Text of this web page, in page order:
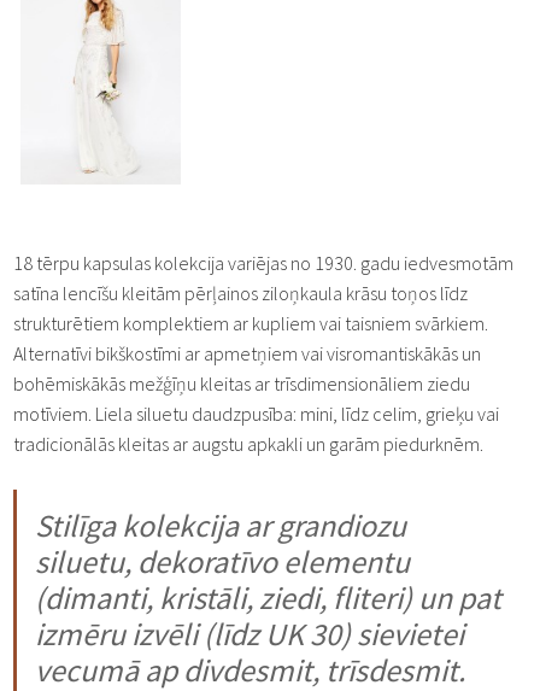
18 tērpu kapsulas kolekcija variējas no 1930. gadu iedvesmotām
satīna lencīšu kleitām pērļainos ziloņkaula krāsu toņos līdz
strukturētiem komplektiem ar kupliem vai taisniem svārkiem.
Alternatīvi bikškostīmi ar apmetņiem vai visromantiskākās un
bohēmiskākās mežģīņu kleitas ar trīsdimensionāliem ziedu
motīviem. Liela siluetu daudzpusība: mini, līdz celim, grieķu vai
tradicionālās kleitas ar augstu apkakli un garām piedurknēm.
Stilīga kolekcija ar grandiozu
siluetu, dekoratīvo elementu
(dimanti, kristāli, ziedi, fliteri) un pat
izmēru izvēli (līdz UK 30) sievietei
vecumā ap divdesmit, trīsdesmit.